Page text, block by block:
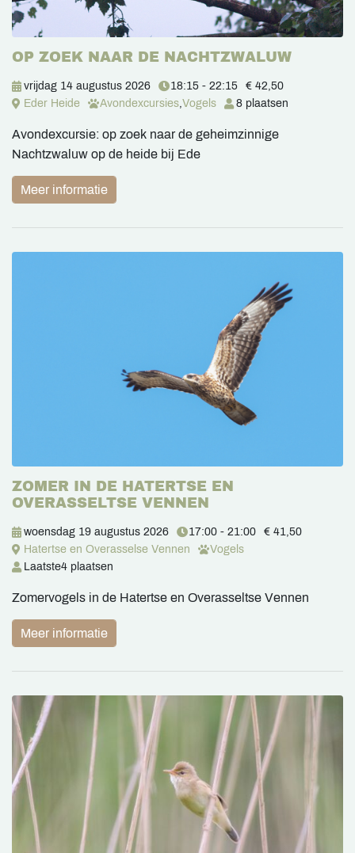
OP ZOEK NAAR DE NACHTZWALUW
vrijdag 14 augustus 2026 18:15 - 22:15
€ 42,50
Eder Heide
Avondexcursies Vogels 8 plaatsen
Avondexcursie: op zoek naar de geheimzinnige
Nachtzwaluw op de heide bij Ede
Meer informatie
ZOMER IN DE HATERTSE EN
OVERASSELTSE VENNEN
woensdag 19 augustus 2026 17:00 - 21:00
€ 41,50
Hatertse en Overasselse Vennen
Vogels
Laatste4 plaatsen
Zomervogels in de Hatertse en Overasseltse Vennen
Meer informatie